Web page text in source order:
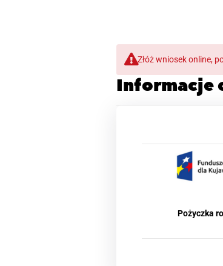
Złóż wniosek online,
Informacje
Pożyczka